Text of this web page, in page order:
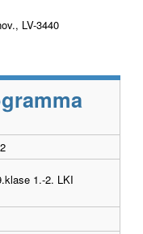
LV-3440
1.-2. LKI